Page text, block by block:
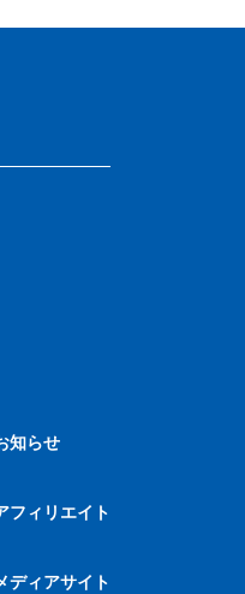
知らせ
フィリエイト
ディアサイト